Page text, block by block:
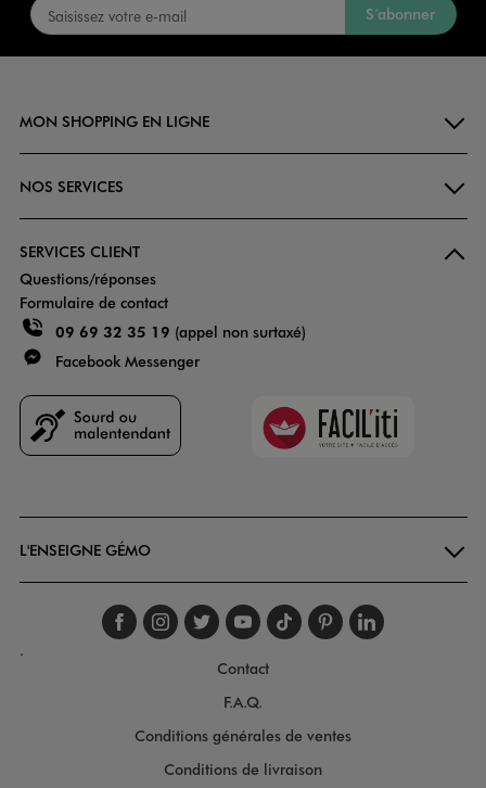
S’abonner
MON SHOPPING EN LIGNE
NOS SERVICES
SERVICES CLIENT
Questions/réponses
Formulaire de contact
09 69 32 35 19 (appel non surtaxé)
Facebook Messenger
Faciliti
L'ENSEIGNE GÉMO
Suivez-nous sur
Suivez-nous sur
Suivez-nous sur
Suivez-nous
Suivez-nous
Suivez-
.
Contact
F.A.Q.
Conditions générales de ventes
Conditions de livraison